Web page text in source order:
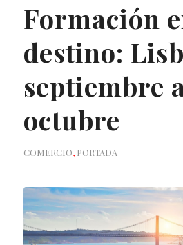
Formación
destino:
septiembre
octubre
COMERCIO, PORTADA